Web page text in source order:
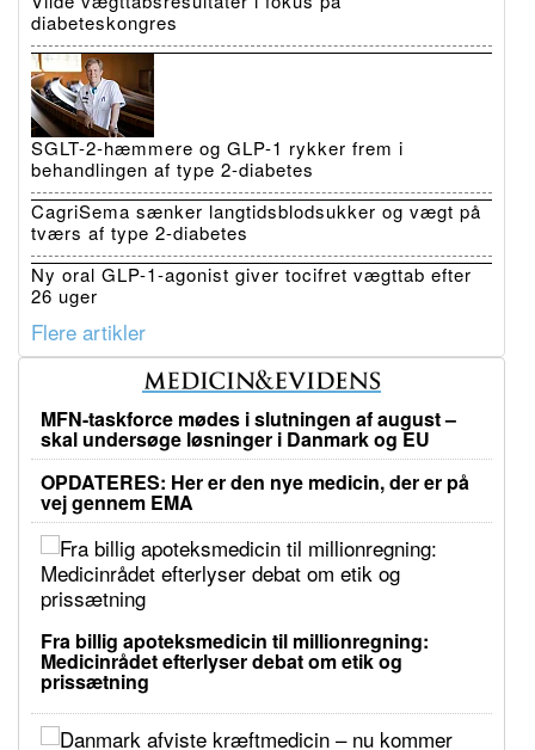
diabeteskongres
SGLT-2-hæmmere og GLP-1 rykker frem i
behandlingen af type 2-diabetes
CagriSema sænker langtidsblodsukker og vægt på
tværs af type 2-diabetes
Ny oral GLP-1-agonist giver tocifret vægttab efter
26 uger
Flere artikler
MFN-taskforce mødes i slutningen af august –
skal undersøge løsninger i Danmark og EU
OPDATERES: Her er den nye medicin, der er på
vej gennem EMA
Fra billig apoteksmedicin til millionregning:
Medicinrådet efterlyser debat om etik og
prissætning